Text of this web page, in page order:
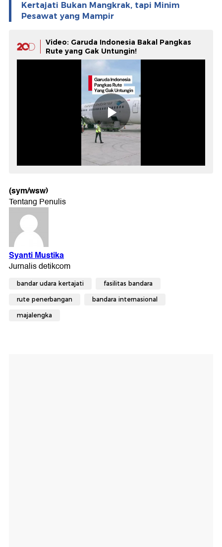
Kertajati Bukan Mangkrak, tapi Minim
Pesawat yang Mampir
Video: Garuda Indonesia Bakal Pangkas
Rute yang Gak Untungin!
(sym/wsw)
bandar udara kertajati fasilitas bandara
rute penerbangan bandara internasional
majalengka